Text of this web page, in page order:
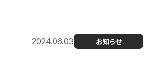
2024.06.03 お知らせ